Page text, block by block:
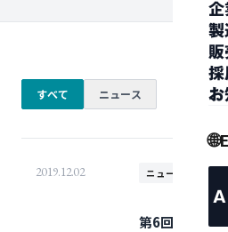
企
製
販
採
お
🌐
すべて ニュース
2019.12.02 ニュース
第6回 鉄道技